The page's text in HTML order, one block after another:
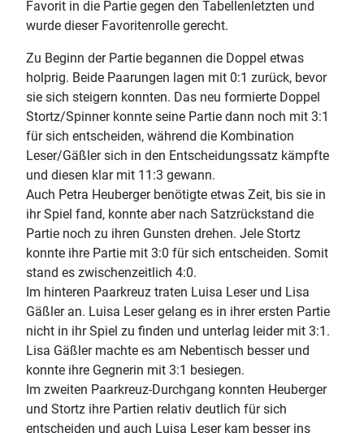
Favorit in die Partie gegen den Tabellenletzten und
wurde dieser Favoritenrolle gerecht.
Zu Beginn der Partie begannen die Doppel etwas
holprig. Beide Paarungen lagen mit 0:1 zurück, bevor
sie sich steigern konnten. Das neu formierte Doppel
Stortz/Spinner konnte seine Partie dann noch mit 3:1
für sich entscheiden, während die Kombination
Leser/Gäßler sich in den Entscheidungssatz kämpfte
und diesen klar mit 11:3 gewann.
Auch Petra Heuberger benötigte etwas Zeit, bis sie in
ihr Spiel fand, konnte aber nach Satzrückstand die
Partie noch zu ihren Gunsten drehen. Jele Stortz
konnte ihre Partie mit 3:0 für sich entscheiden. Somit
stand es zwischenzeitlich 4:0.
Im hinteren Paarkreuz traten Luisa Leser und Lisa
Gäßler an. Luisa Leser gelang es in ihrer ersten Partie
nicht in ihr Spiel zu finden und unterlag leider mit 3:1.
Lisa Gäßler machte es am Nebentisch besser und
konnte ihre Gegnerin mit 3:1 besiegen.
Im zweiten Paarkreuz-Durchgang konnten Heuberger
und Stortz ihre Partien relativ deutlich für sich
entscheiden und auch Luisa Leser kam besser ins